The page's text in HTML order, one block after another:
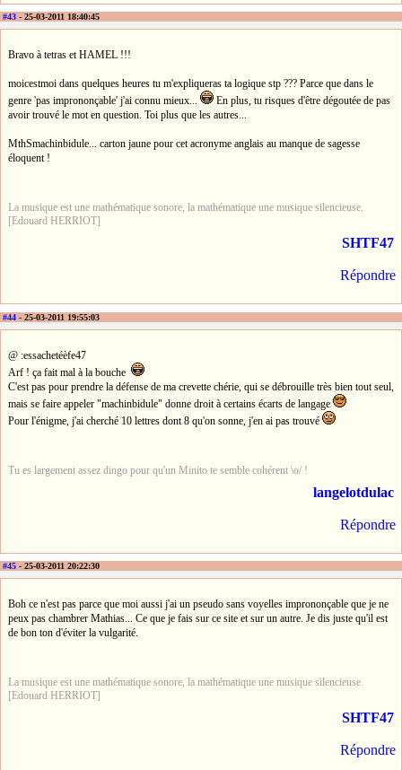
#43 - 25-03-2011 18:40:45
Bravo à tetras et HAMEL !!!
moicestmoi dans quelques heures tu m'expliqueras ta logique stp ??? Parce que dans le
genre 'pas imprononçable' j'ai connu mieux...
En plus, tu risques d'être dégoutée de pas
avoir trouvé le mot en question. Toi plus que les autres...
MthSmachinbidule... carton jaune pour cet acronyme anglais au manque de sagesse
éloquent !
La musique est une mathématique sonore, la mathématique une musique silencieuse.
[Edouard HERRIOT]
SHTF47
Répondre
#44 - 25-03-2011 19:55:03
@ :essachetéèfe47
Arf ! ça fait mal à la bouche
C'est pas pour prendre la défense de ma crevette chérie, qui se débrouille très bien tout seul,
mais se faire appeler "machinbidule" donne droit à certains écarts de langage
Pour l'énigme, j'ai cherché 10 lettres dont 8 qu'on sonne, j'en ai pas trouvé
Tu es largement assez dingo pour qu'un Minito te semble cohérent \o/ !
langelotdulac
Répondre
#45 - 25-03-2011 20:22:30
Boh ce n'est pas parce que moi aussi j'ai un pseudo sans voyelles imprononçable que je ne
peux pas chambrer Mathias... Ce que je fais sur ce site et sur un autre. Je dis juste qu'il est
de bon ton d'éviter la vulgarité.
La musique est une mathématique sonore, la mathématique une musique silencieuse.
[Edouard HERRIOT]
SHTF47
Répondre